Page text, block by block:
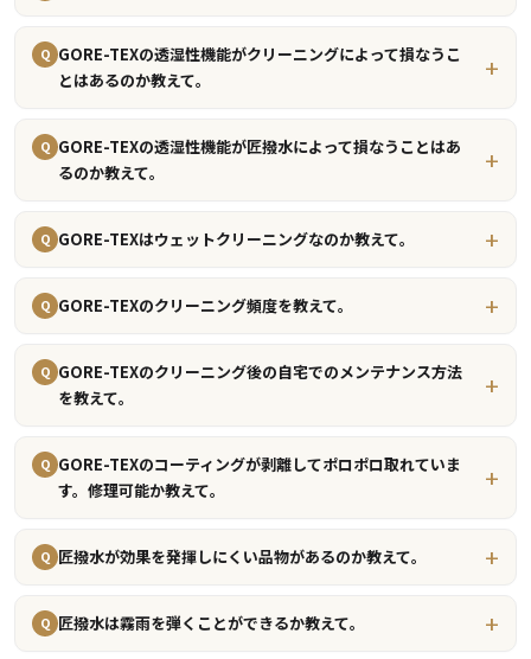
Q GORE-TEXの透湿性機能がクリーニングによって損なうこ
とはあるのか教えて。
Q GORE-TEXの透湿性機能が匠撥水によって損なうことはあ
るのか教えて。
Q GORE-TEXはウェットクリーニングなのか教えて。
Q GORE-TEXのクリーニング頻度を教えて。
Q GORE-TEXのクリーニング後の自宅でのメンテナンス方法
を教えて。
Q GORE-TEXのコーティングが剥離してポロポロ取れていま
す。修理可能か教えて。
Q 匠撥水が効果を発揮しにくい品物があるのか教えて。
Q 匠撥水は霧雨を弾くことができるか教えて。